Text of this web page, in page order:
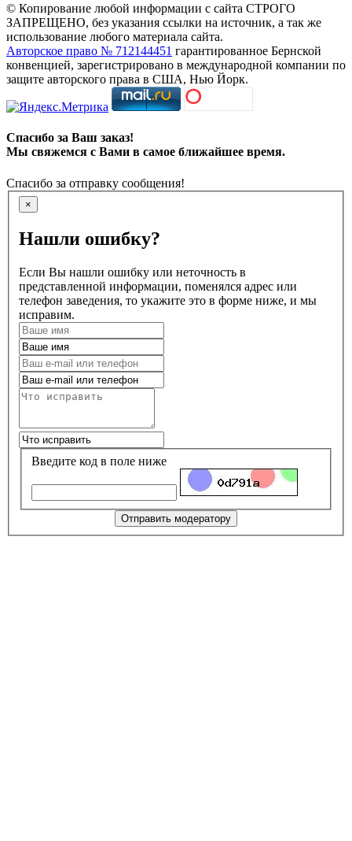
© Копирование любой информации с сайта СТРОГО
ЗАПРЕЩЕНО, без указания ссылки на источник, а так же
использование любого материала сайта.
Авторское право № 712144451 гарантированное Бернской
конвенцией, зарегистрировано в международной компании по
защите авторского права в США, Нью Йорк.
Спасибо за Ваш заказ!
Мы свяжемся с Вами в самое ближайшее время.
Спасибо за отправку сообщения!
×
Нашли ошибку?
Если Вы нашли ошибку или неточность в
представленной информации, поменялся адрес или
телефон заведения, то укажите это в форме ниже, и мы
исправим.
Введите код в поле ниже
Отправить модератору